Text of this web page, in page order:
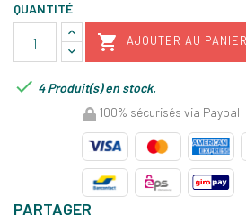
QUANTITÉ
 AJOUTER AU PANIER
 4 Produit(s) en stock.
100% sécurisés via Paypal
PARTAGER